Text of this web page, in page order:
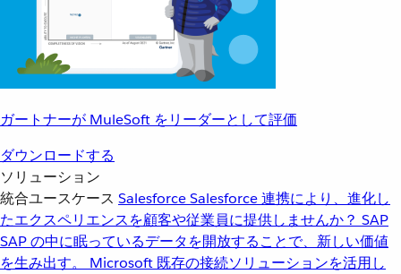
ガートナーが MuleSoft をリーダーとして評価
ダウンロードする
ソリューション
統合ユースケース SalesforceSalesforce 連携により、進化し
たエクスペリエンスを顧客や従業員に提供しませんか？ SAP
SAP の中に眠っているデータを開放することで、新しい価値
を生み出す。
Microsoft 既存の接続ソリューションを活用し